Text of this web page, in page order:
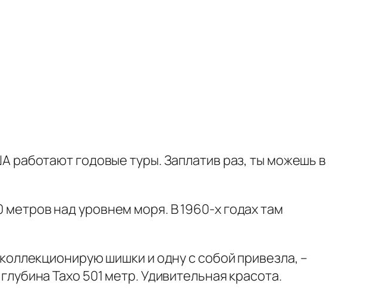
работают годовые туры. Заплатив раз, ты можешь в
над уровнем моря. В 1960-х годах там
шишки и одну с собой привезла, –
Тахо 501 метр. Удивительная красота.